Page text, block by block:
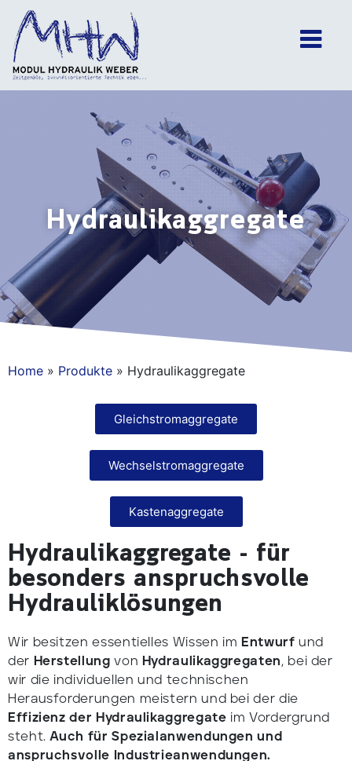
Main Navigation
Hydraulikaggregate
Home » Produkte » Hydraulikaggregate
Gleichstromaggregate
Wechselstromaggregate​
Kastenaggregate
Hydraulikaggregate - für
besonders anspruchsvolle
Hydrauliklösungen
Wir besitzen essentielles Wissen im Entwurfund
der Herstellungvon Hydraulikaggregaten, bei der
wir die individuellen und technischen
Herausforderungen meistern und bei der die
Effizienz der Hydraulikaggregate im Vordergrund
steht. Auch für Spezialanwendungen und
anspruchsvolle Industrieanwendungen.